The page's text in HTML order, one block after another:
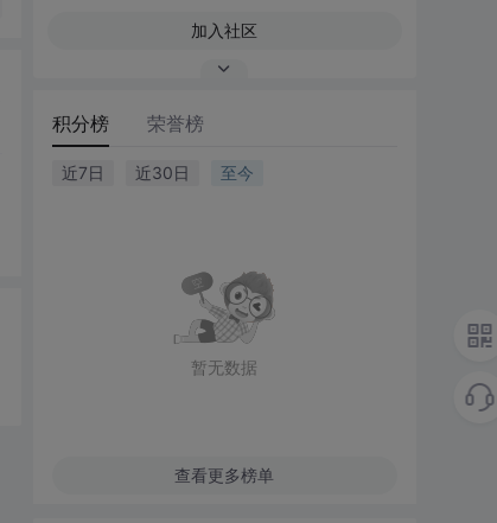
加入社区
积分榜 荣誉榜
近7日 近30日 至今
暂无数据
查看更多榜单